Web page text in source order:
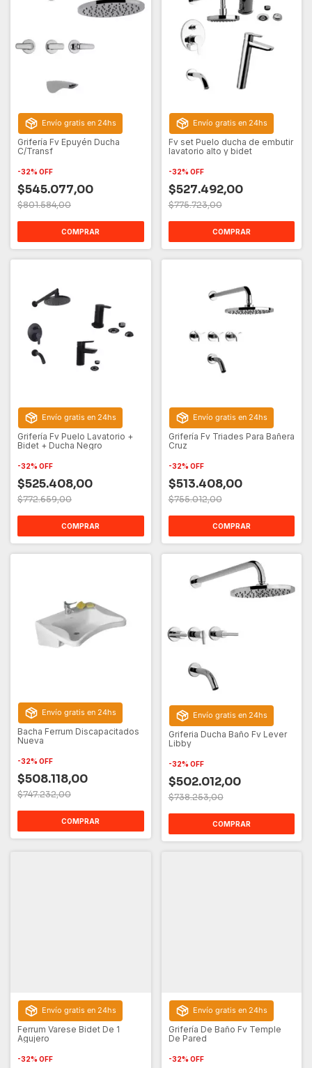
Envío gratis en 24hs
Grifería Fv Epuyén Ducha
C/Transf
-32% OFF
$545.077,00
$801.584,00
COMPRAR
Envío gratis en 24hs
Fv set Puelo ducha de embutir
lavatorio alto y bidet
-32% OFF
$527.492,00
$775.723,00
COMPRAR
Envío gratis en 24hs
Grifería Fv Puelo Lavatorio +
Bidet + Ducha Negro
-32% OFF
$525.408,00
$772.659,00
COMPRAR
Envío gratis en 24hs
Grifería Fv Triades Para Bañera
Cruz
-32% OFF
$513.408,00
$755.012,00
COMPRAR
Envío gratis en 24hs
Bacha Ferrum Discapacitados
Nueva
-32% OFF
$508.118,00
$747.232,00
COMPRAR
Envío gratis en 24hs
Griferia Ducha Baño Fv Lever
Libby
-32% OFF
$502.012,00
$738.253,00
COMPRAR
Envío gratis en 24hs
Ferrum Varese Bidet De 1
Agujero
-32% OFF
Envío gratis en 24hs
Grifería De Baño Fv Temple
De Pared
-32% OFF